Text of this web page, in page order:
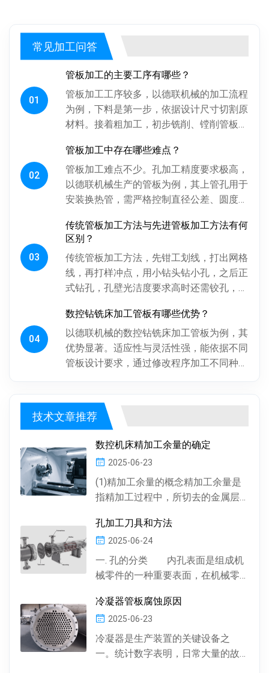
常见加工问答
01
管板加工的主要工序有哪些？
管板加工工序较多，以德联机械的加工流程
为例，下料是第一步，依据设计尺寸切割原
材料。接着粗加工，初步铣削、镗削管板各
关键，通过射线、超声波探伤检...
02
管板加工中存在哪些难点？
管板加工难点不少。孔加工精度要求极高，
以德联机械生产的管板为例，其上管孔用于
安装换热管，需严格控制直径公差、圆度、
影响换热管安装与设备性能。板...
03
传统管板加工方法与先进管板加工方法有何
区别？
传统管板加工方法，先钳工划线，打出网格
线，再打样冲点，用小钻头钻小孔，之后正
式钻孔，孔壁光洁度要求高时还需铰孔，最
摇臂定位，劳动强度大、效率低...
04
数控钻铣床加工管板有哪些优势？
以德联机械的数控钻铣床加工管板为例，其
优势显著。适应性与灵活性强，能依据不同
管板设计要求，通过修改程序加工不同种
技术文章推荐
数控机床精加工余量的确定
2025-06-23
(1)精加工余量的概念精加工余量是
指精加工过程中，所切去的金属层
工余量由精加工一次...
孔加工刀具和方法
2025-06-24
一. 孔的分类 内孔表面是组成机
械零件的一种重要表面，在机械零
有圆柱形孔、...
冷凝器管板腐蚀原因
2025-06-23
冷凝器是生产装置的关键设备之
一。统计数字表明，日常大量的故